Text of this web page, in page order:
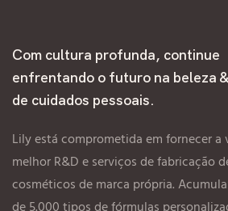
Com cultura profunda, continue
enfrentando o futuro na beleza
de cuidados pessoais.
Lily está comprometida em fornecer a
melhor R&D e serviços de fabricação
cosméticos de marca própria.